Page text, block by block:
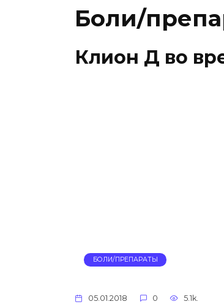
Боли/
Клион Д во
БОЛИ/ПРЕПАРАТЫ
05.01.2018 0 5.1k.